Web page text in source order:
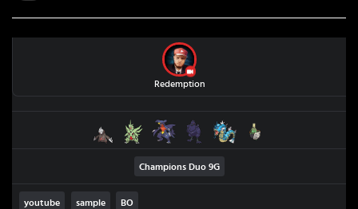
Redemption
MinotaupeMéga Tyranocif
CarchacrokCorvaillusLéviator
Champions Duo 9G
youtube sample BO